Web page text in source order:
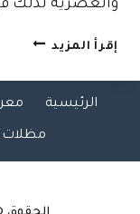
والعصرية لذلك
إقرأ المزيد حواجز
الخبر
ت:الرئيسية
مظلات